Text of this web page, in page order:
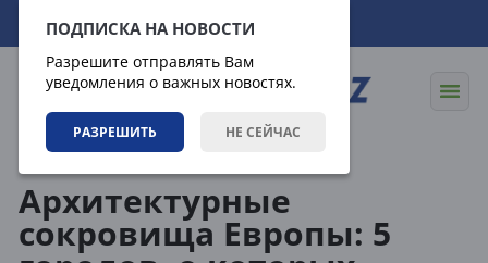
ПОДПИСКА НА НОВОСТИ
Разрешите отправлять Вам
уведомления о важных новостях.
РАЗРЕШИТЬ НЕ СЕЙЧАС
08.08.2026 07:38:54
Архитектурные
сокровища Европы: 5